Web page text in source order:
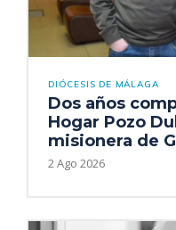
DIÓCESIS DE MÁLAGA
Dos años
Hogar Pozo
misionera de
2 Ago 2026